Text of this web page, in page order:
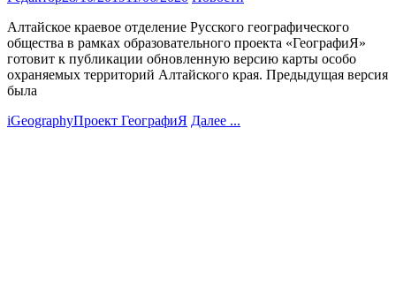
Алтайское краевое отделение Русского географического
общества в рамках образовательного проекта «ГеографиЯ»
готовит к публикации обновленную версию карты особо
охраняемых территорий Алтайского края. Предыдущая версия
была
iGeographyПроект ГеографиЯ Далее ...